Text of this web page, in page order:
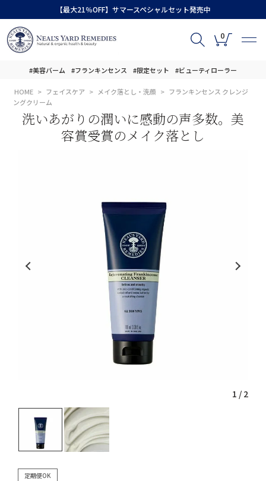
【最大21％OFF】サマースペシャルセット発売中
0
#美容バーム #フランキンセンス #限定セット #ビューティローラー
HOME フェイスケア メイク落とし・洗顔
フランキンセンス クレンジ
ングクリーム
洗いあがりの潤いに感動の声多数。美
容賞受賞のメイク落とし
1 / 2
定期便OK